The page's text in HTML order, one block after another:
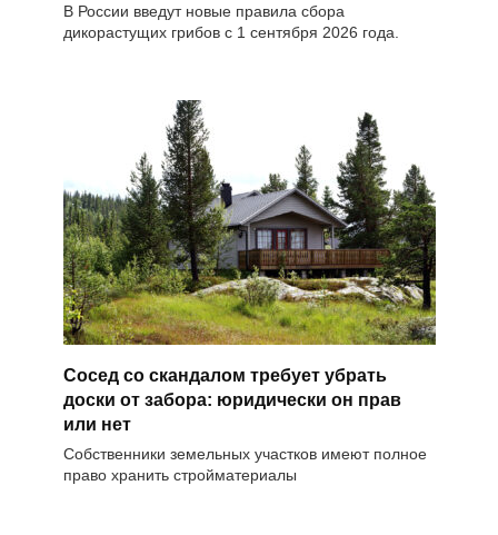
В России введут новые правила сбора
дикорастущих грибов с 1 сентября 2026 года.
Сосед со скандалом требует убрать
доски от забора: юридически он прав
или нет
Собственники земельных участков имеют полное
право хранить стройматериалы